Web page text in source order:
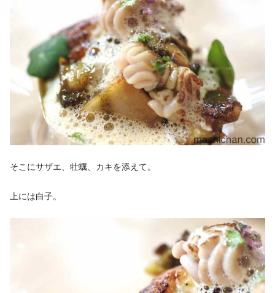
そこにサザエ、牡蠣、カキを添えて。
上には白子。